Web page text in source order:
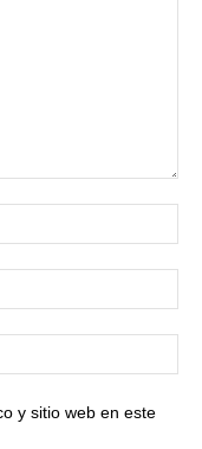
y sitio web en este